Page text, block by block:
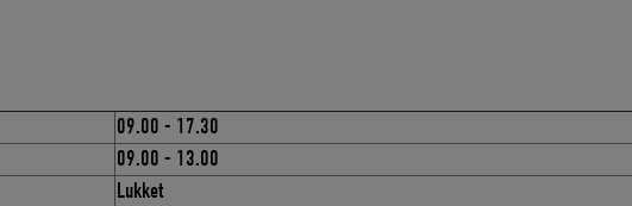
09.00 - 17.30
09.00 - 13.00
Lukket